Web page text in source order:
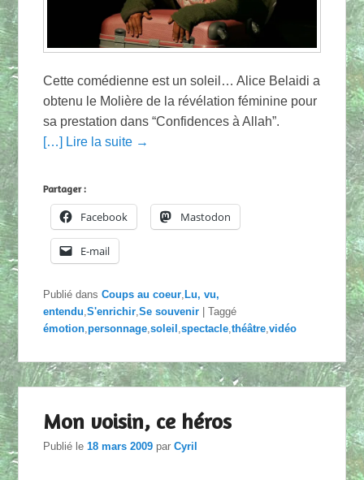
Cette comédienne est un soleil… Alice Belaidi a
obtenu le Molière de la révélation féminine pour
sa prestation dans “Confidences à Allah”.
[…] Lire la suite →
Partager :
Facebook Mastodon
E-mail
Publié dans Coups au coeur, Lu, vu,
entendu,S'enrichir,Se souvenir |Taggé
émotion,personnage,soleil ,spectacle,théâtre,vidéo
Mon voisin, ce héros
Publié le18 mars 2009 parCyril